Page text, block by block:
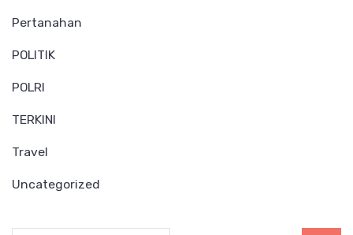
Pertanahan
POLITIK
POLRI
TERKINI
Travel
Uncategorized